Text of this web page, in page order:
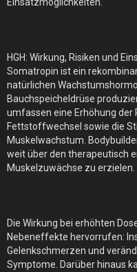
HGH: Wirkung, Risiken und
Somatropin ist ein
natürlichen
Bauchspeicheldrüse
umfassen eine Erhöhung
Fettstoffwechsel sowie die
Muskelwachstum.
weit über den therapeutisch
Muskelzuwächse zu erzielen.
Die Wirkung bei erhöhten
Nebeneffekte hervorrufen:
Gelenkschmerzen und
Symptome. Darüber hinaus